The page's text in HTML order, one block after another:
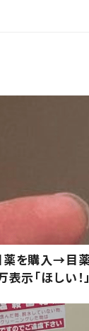
薬を購入→目
「ほしい！」